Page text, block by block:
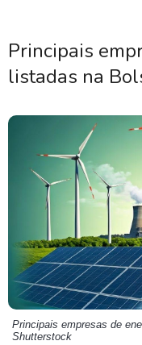
Principais
listadas na
Principais empresas de
Shutterstock